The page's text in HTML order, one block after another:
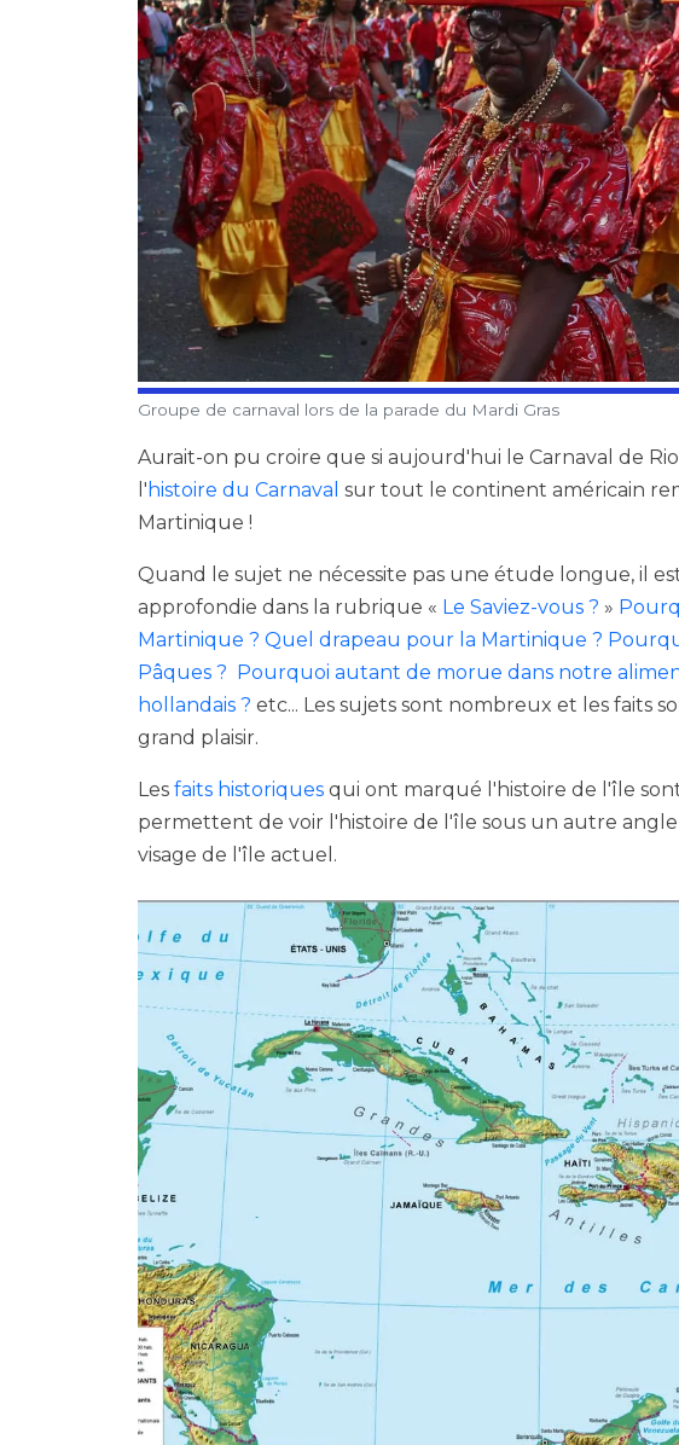
Groupe de carnaval lors de la parade du Mardi Gras
Aurait-on pu croire que si aujourd'hui le Carnaval de
l' histoire du Carnaval sur tout le continent américain
Martinique !
Quand le sujet ne nécessite pas une étude longue, il
approfondie dans la rubrique « Le Saviez-vous ? »
Martinique ? Quel drapeau pour la Martinique ?
Pâques ?
Pourquoi autant de morue dans notre
hollandais ? etc... Les sujets sont nombreux et les faits
grand plaisir.
Les faits historiques qui ont marqué l'histoire de l'île
permettent de voir l'histoire de l'île sous un autre
visage de l'île actuel.